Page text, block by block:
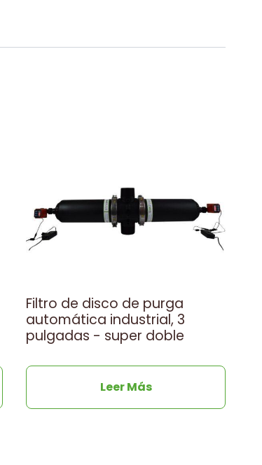
Filtro de disco de purga
automática industrial, 3
pulgadas - super doble
Leer Más